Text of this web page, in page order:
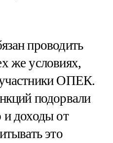
проводить
же условиях,
ОПЕК.
подорвали
и доходы от
это